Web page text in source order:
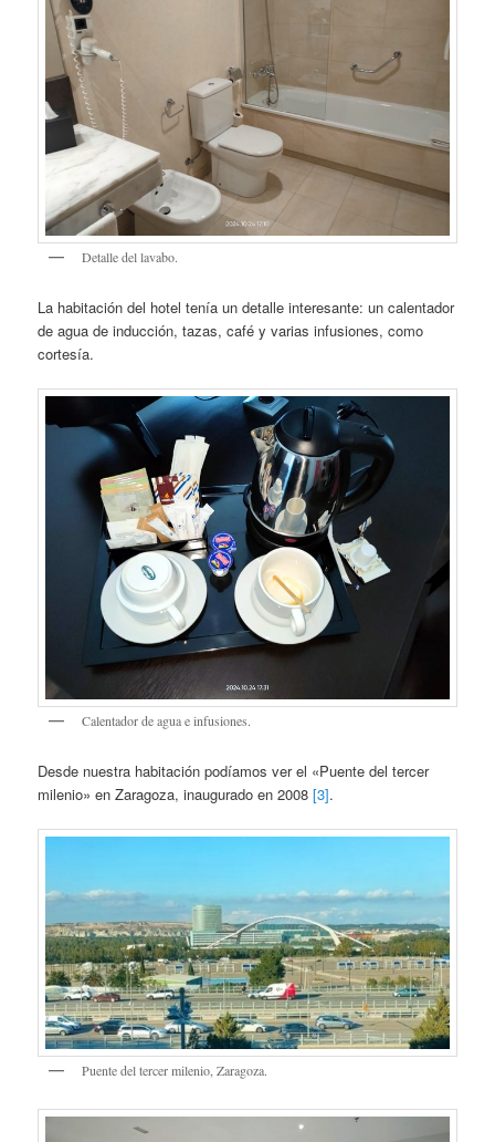
Detalle del lavabo.
La habitación del hotel tenía un detalle interesante: un calentador
de agua de inducción, tazas, café y varias infusiones, como
cortesía.
Calentador de agua e infusiones.
Desde nuestra habitación podíamos ver el «Puente del tercer
milenio» en Zaragoza, inaugurado en 2008[3].
Puente del tercer milenio, Zaragoza.